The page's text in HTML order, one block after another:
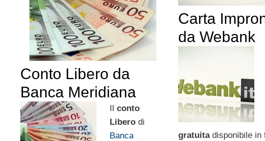
Carta
da Webank
gratuitadisponibile in
Conto Libero da
Banca Meridiana
Il conto
Liberodi
Banca